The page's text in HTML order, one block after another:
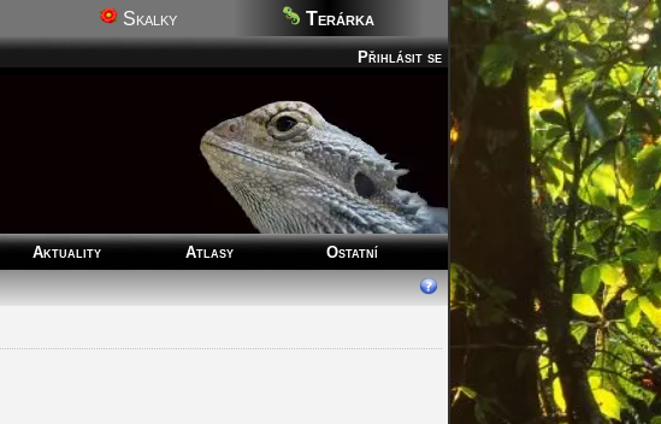
Skalky Terárka
Přihlásit se
Aktuality Atlasy
Ostatní